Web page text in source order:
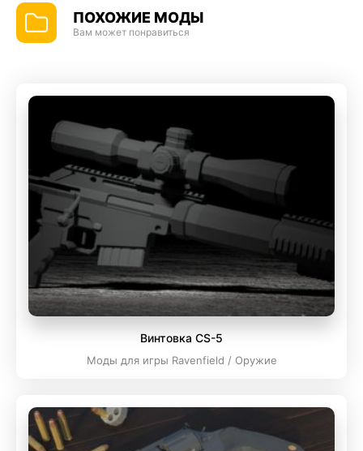
ПОХОЖИЕ МОДЫ
Вам может понравиться
Винтовка CS-5
Моды для игры Ravenfield / Оружие